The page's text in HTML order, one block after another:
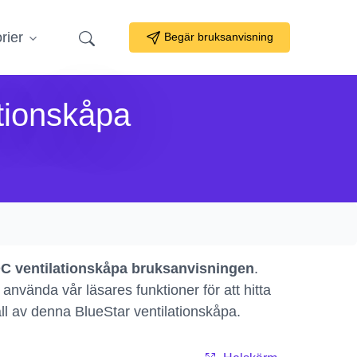
Begär bruksanvisning
ventilationskåpa bruksanvisningen.
vår läsares funktioner för att hitta
av denna BlueStar ventilationskåpa.